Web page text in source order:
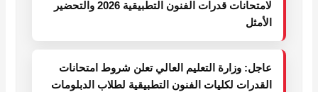
لامتحانات قدرات الفنون التطبيقية 2026 والتحضير
الأمثل
عاجل: وزارة التعليم العالي تعلن شروط امتحانات
القدرات لكليات الفنون التطبيقية لطلاب الدبلومات